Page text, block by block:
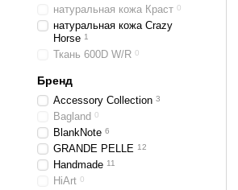
натуральная кожа Краст 0
натуральная кожа Crazy
Horse 1
Ткань 600D W/R 0
Бренд
Accessory Collection 3
Bagland 0
BlankNote 6
GRANDE PELLE 12
Handmade 11
HiArt 0